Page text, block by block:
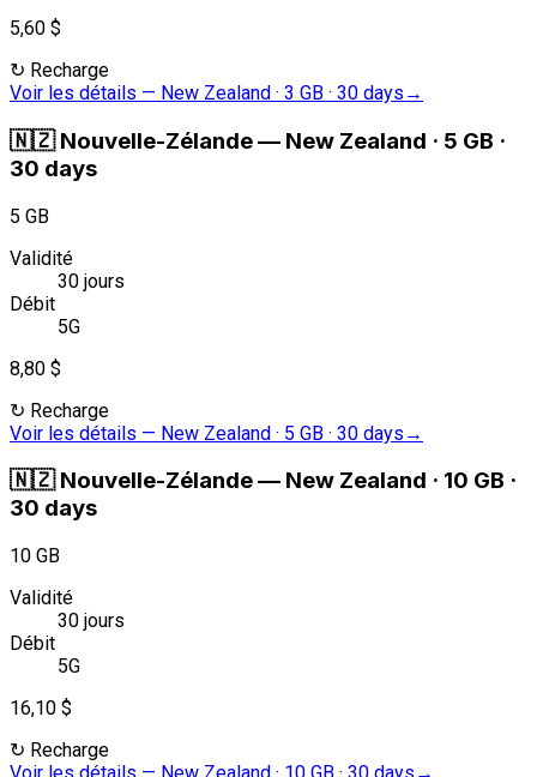
5,60 $
↻ Recharge
Voir les détails — New Zealand · 3 GB · 30 days →
🇳🇿 Nouvelle-Zélande— New Zealand · 5 GB ·
30 days
5 GB
Validité
30 jours
Débit
5G
8,80 $
↻ Recharge
Voir les détails — New Zealand · 5 GB · 30 days →
🇳🇿 Nouvelle-Zélande— New Zealand · 10 GB ·
30 days
10 GB
Validité
30 jours
Débit
5G
16,10 $
↻ Recharge